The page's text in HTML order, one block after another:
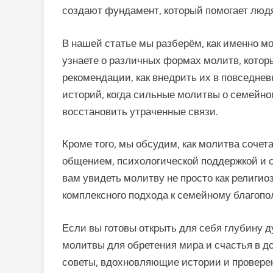
создают фундамент, который помогает
В нашей статье мы разберём, как именно
узнаете о различных формах молитв,
рекомендации, как внедрить их в
историй, когда сильные молитвы о
восстановить утраченные связи.
Кроме того, мы обсудим, как молитва
общением, психологической поддержкой
вам увидеть молитву не просто как
комплексного подхода к семейному
Если вы готовы открыть для себя глубину
молитвы для обретения мира и счастья в
советы, вдохновляющие истории и